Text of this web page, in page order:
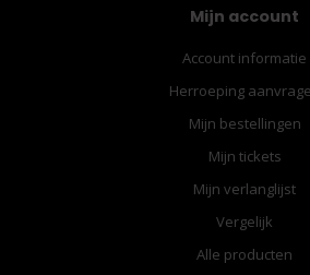
Mijn account
Account informatie
Herroeping
Mijn bestellingen
Mijn tickets
Mijn verlanglijst
Vergelijk
Alle producten